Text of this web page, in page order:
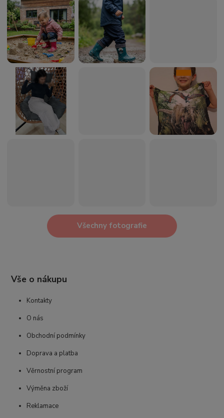
Všechny fotografie
Vše o nákupu
Kontakty
O nás
Obchodní podmínky
Doprava a platba
Věrnostní program
Výměna zboží
Reklamace